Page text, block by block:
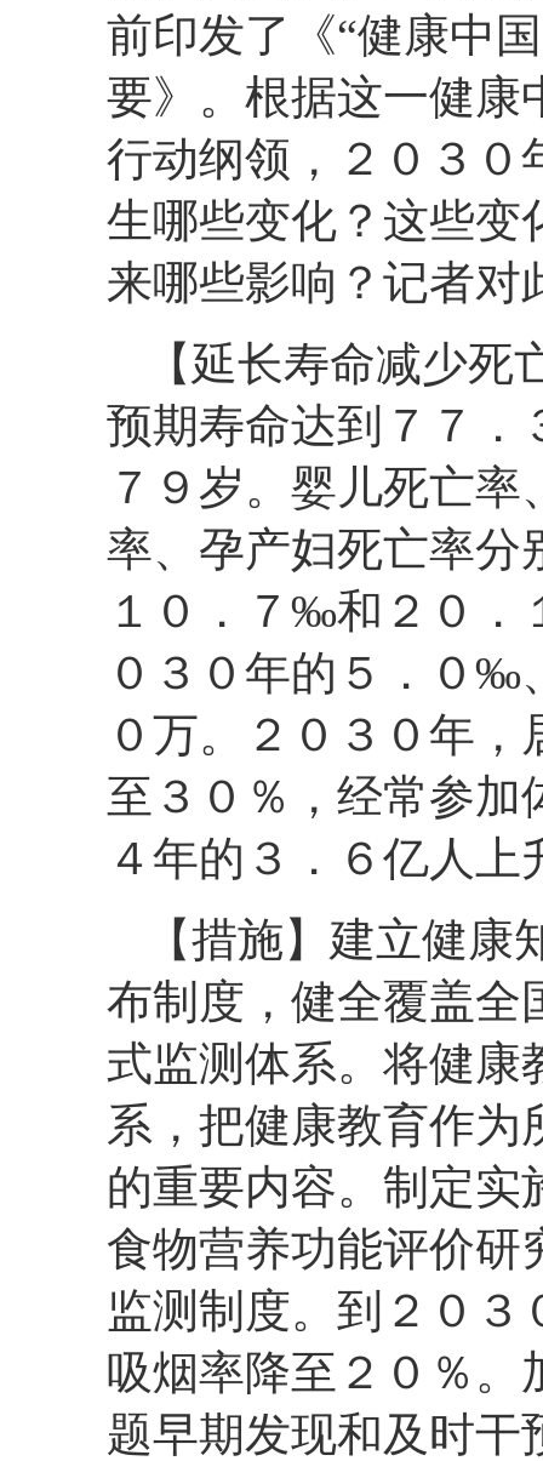
前印发了《“健康中
要》。根据这一健康
行动纲领，２０３０
生哪些变化？这些变
来哪些影响？记者对
【延长寿命减少
预期寿命达到７７．
７９岁。婴儿死亡
率、孕产妇死亡率
１０．７‰和２０．
０３０年的５．０
０万。２０３０年
至３０％，经常参加
４年的３．６亿人
【措施】建立健
布制度，健全覆盖全
式监测体系。将健康
系，把健康教育作
的重要内容。制定实
食物营养功能评价研
监测制度。到２０
吸烟率降至２０％。
题早期发现和及时干